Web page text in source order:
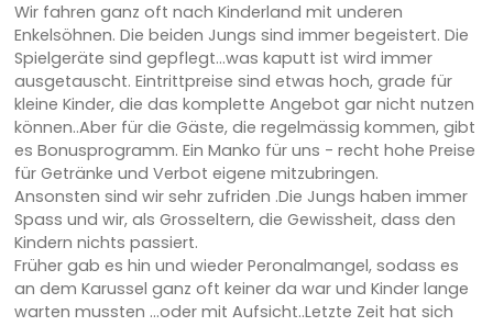
Wir fahren ganz oft nach Kinderland mit underen
Enkelsöhnen. Die beiden Jungs sind immer begeistert. Die
Spielgeräte sind gepflegt...was kaputt ist wird immer
ausgetauscht. Eintrittpreise sind etwas hoch, grade für
kleine Kinder, die das komplette Angebot gar nicht nutzen
können..Aber für die Gäste, die regelmässig kommen, gibt
es Bonusprogramm. Ein Manko für uns - recht hohe Preise
für Getränke und Verbot eigene mitzubringen.
Ansonsten sind wir sehr zufriden .Die Jungs haben immer
Spass und wir, als Grosseltern, die Gewissheit, dass den
Kindern nichts passiert.
Früher gab es hin und wieder Peronalmangel, sodass es
an dem Karussel ganz oft keiner da war und Kinder lange
warten mussten ...oder mit Aufsicht..Letzte Zeit hat sich